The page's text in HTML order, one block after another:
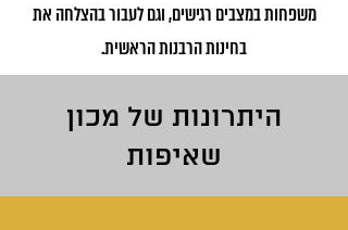
משפחות במצבים רגישים, וגם לעבור בהצלחה את
בחינות הרבנות הראשית.
היתרונות של מכון
שאיפות